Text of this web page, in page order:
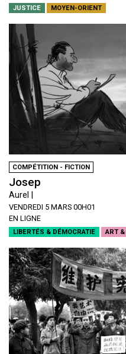
JUSTICE MOYEN-ORIENT
COMPÉTITION - FICTION
Josep
Aurel |
VENDREDI 5 MARS 00H01
EN LIGNE
LIBERTÉS & DÉMOCRATIE ART &